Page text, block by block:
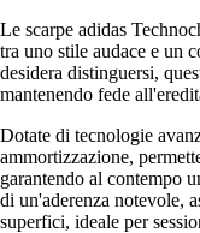
Le scarpe adidas
tra uno stile audace e un
desidera distinguersi,
mantenendo fede
Dotate di tecnologie
ammortizzazione,
garantendo al contempo
di un'aderenza notevole,
superfici, ideale per